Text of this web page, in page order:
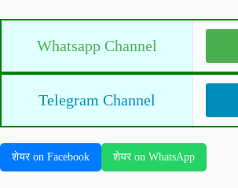
Whatsapp Channel
Telegram Channel
शेयर on Facebook शेयर on WhatsApp